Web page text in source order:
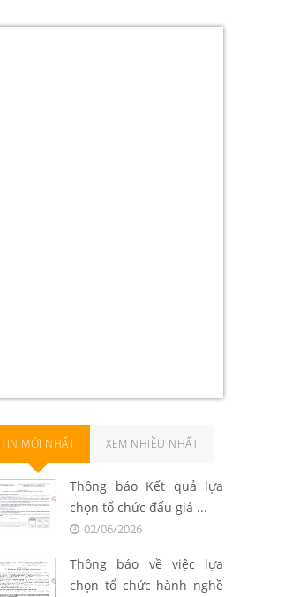
TIN MỚI NHẤT XEM NHIỀU NHẤT
Thông báo Kết quả lựa
chọn tổ chức đấu giá ...
02/06/2026
Thông báo về việc lựa
chọn tổ chức hành nghề